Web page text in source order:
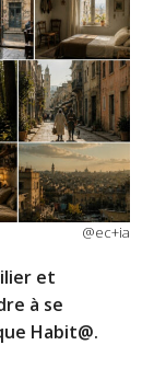
@ec+ia
et
à se
Habit@.